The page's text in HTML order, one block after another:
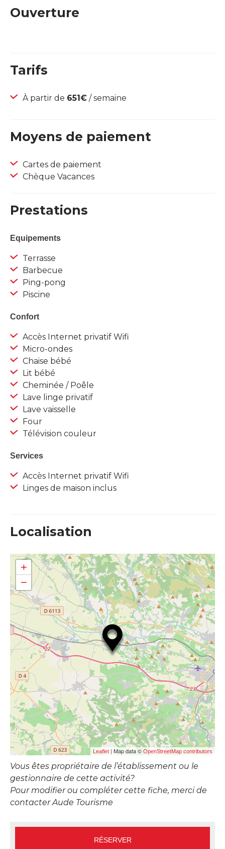
Ouverture
Tarifs
À partir de 651€ / semaine
Moyens de paiement
Cartes de paiement
Chèque Vacances
Prestations
Equipements
Terrasse
Barbecue
Ping-pong
Piscine
Confort
Accès Internet privatif Wifi
Micro-ondes
Chaise bébé
Lit bébé
Cheminée / Poêle
Lave linge privatif
Lave vaisselle
Four
Télévision couleur
Services
Accès Internet privatif Wifi
Linges de maison inclus
Localisation
+
−
Leaflet | Map data © OpenStreetMap contributors
Vous êtes propriétaire de l’établissement ou le
gestionnaire de cette activité?
Pour modifier ou compléter cette fiche, merci de
contacter Aude Tourisme
RÉSERVER